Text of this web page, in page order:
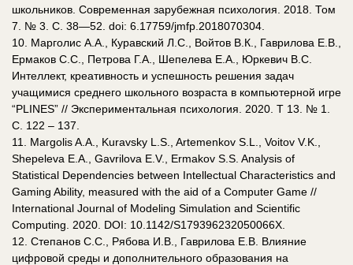
школьников. Современная зарубежная психология. 2018. Том
7. № 3. С. 38—52. doi: 6.17759/jmfp.2018070304.
10. Марголис А.А., Куравский Л.С., Войтов В.К., Гаврилова Е.В.,
Ермаков С.С., Петрова Г.А., Шепелева Е.А., Юркевич В.С.
Интеллект, креативность и успешность решения задач
учащимися среднего школьного возраста в компьютерной игре
“PLINES” // Экспериментальная психология. 2020. Т 13. № 1.
С. 122 – 137.
11. Margolis A.A., Kuravsky L.S., Artemenkov S.L., Voitov V.K.,
Shepeleva E.A., Gavrilova E.V., Ermakov S.S. Analysis of
Statistical Dependencies between Intellectual Characteristics and
Gaming Ability, measured with the aid of a Computer Game //
International Journal of Modeling Simulation and Scientific
Computing. 2020. DOI: 10.1142/S179396232050066X.
12. Степанов С.С., Рябова И.В., Гаврилова Е.В. Влияние
цифровой среды и дополнительного образования на